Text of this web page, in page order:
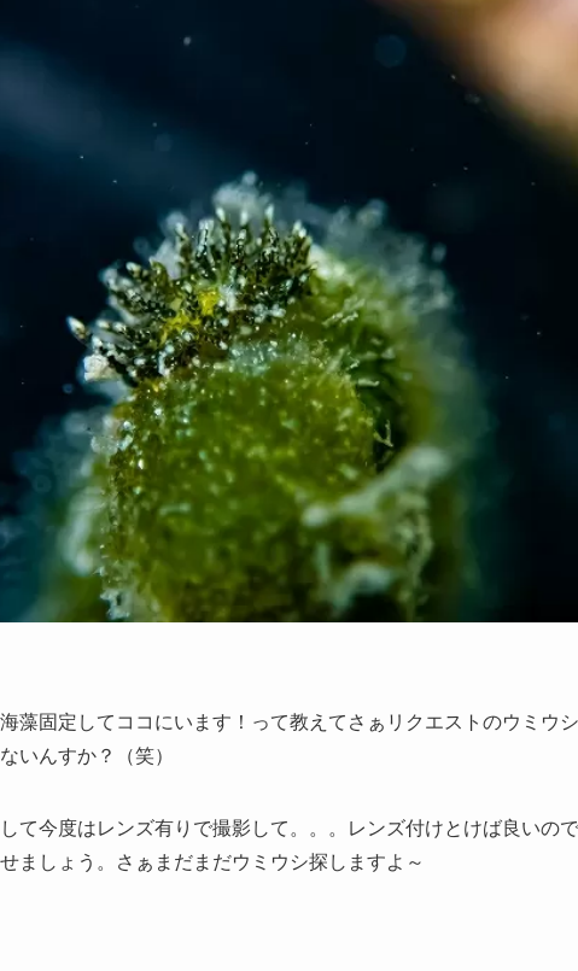
藻固定してココにいます！って教えてさぁリクエストのウミウ
いんすか？（笑）
て今度はレンズ有りで撮影して。。。レンズ付けとけば良いの
ましょう。さぁまだまだウミウシ探しますよ～